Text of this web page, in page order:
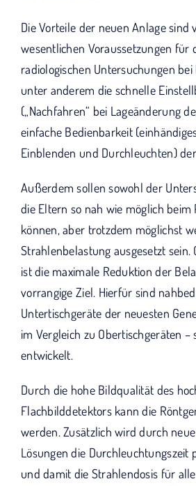
Die Vorteile der neuen Anlage sind
wesentlichen Voraussetzungen für
radiologischen Untersuchungen
unter anderem die schnelle
(„Nachfahren“ bei Lageänderung
einfache Bedienbarkeit
Einblenden und Durchleuchten)
Außerdem sollen sowohl der
die Eltern so nah wie möglich beim
können, aber trotzdem möglichst
Strahlenbelastung ausgesetzt sein.
ist die maximale Reduktion der
vorrangige Ziel. Hierfür sind
Untertischgeräte der neuesten
im Vergleich zu Obertischgeräten –
entwickelt.
Durch die hohe Bildqualität des
Flachbilddetektors kann die
werden. Zusätzlich wird durch
Lösungen die Durchleuchtungszeit
und damit die Strahlendosis für